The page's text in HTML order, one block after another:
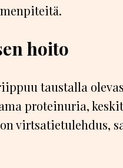
hoito
taustalla
proteinuria,
virtsatietulehdus,